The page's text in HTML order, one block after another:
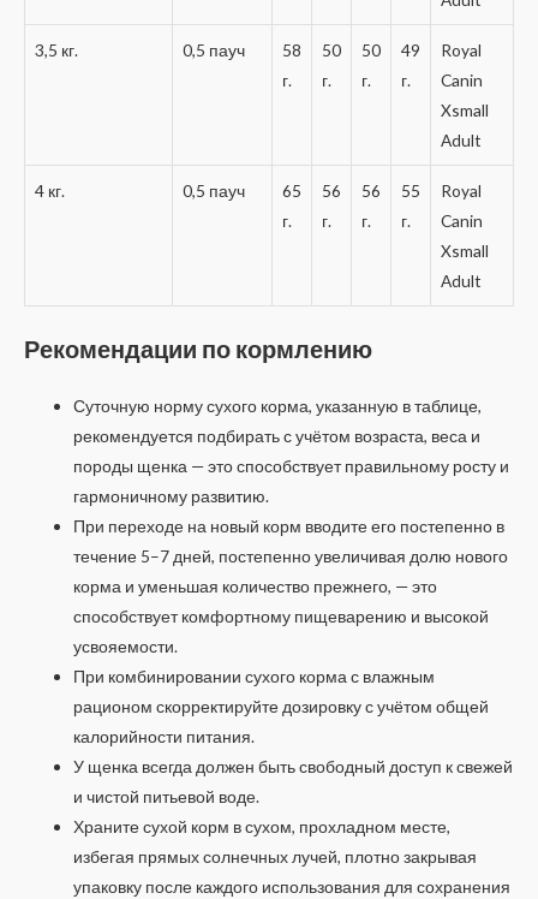
3,5 кг. 0,5 пауч
58
г.
50
г.
50
г.
49
г.
Royal
Canin
Xsmall
Adult
4 кг. 0,5 пауч
65
г.
56
г.
56
г.
55
г.
Royal
Canin
Xsmall
Adult
Рекомендации по кормлению
Суточную норму сухого корма, указанную в таблице,
рекомендуется подбирать с учётом возраста, веса и
породы щенка — это способствует правильному росту и
гармоничному развитию.
При переходе на новый корм вводите его постепенно в
течение 5–7 дней, постепенно увеличивая долю нового
корма и уменьшая количество прежнего, — это
способствует комфортному пищеварению и высокой
усвояемости.
При комбинировании сухого корма с влажным
рационом скорректируйте дозировку с учётом общей
калорийности питания.
У щенка всегда должен быть свободный доступ к свежей
и чистой питьевой воде.
Храните сухой корм в сухом, прохладном месте,
избегая прямых солнечных лучей, плотно закрывая
упаковку после каждого использования для сохранения